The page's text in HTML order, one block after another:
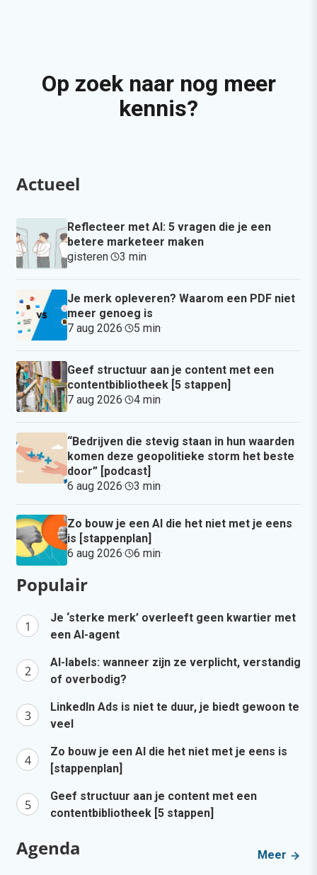
Op zoek naar nog meer
kennis?
Actueel
Reflecteer met AI: 5 vragen die je een
betere marketeer maken
gisteren· 3 min·
Je merk opleveren? Waarom een PDF niet
meer genoeg is
7 aug 2026· 5 min·
Geef structuur aan je content met een
contentbibliotheek [5 stappen]
7 aug 2026· 4 min·
“Bedrijven die stevig staan in hun waarden
komen deze geopolitieke storm het beste
door” [podcast]
6 aug 2026· 3 min·
Zo bouw je een AI die het niet met je eens
is [stappenplan]
6 aug 2026· 6 min·
Populair
Je ‘sterke merk’ overleeft geen kwartier met
een AI-agent
AI-labels: wanneer zijn ze verplicht, verstandig
of overbodig?
LinkedIn Ads is niet te duur, je biedt gewoon te
veel
Zo bouw je een AI die het niet met je eens is
[stappenplan]
Geef structuur aan je content met een
contentbibliotheek [5 stappen]
Agenda Meer